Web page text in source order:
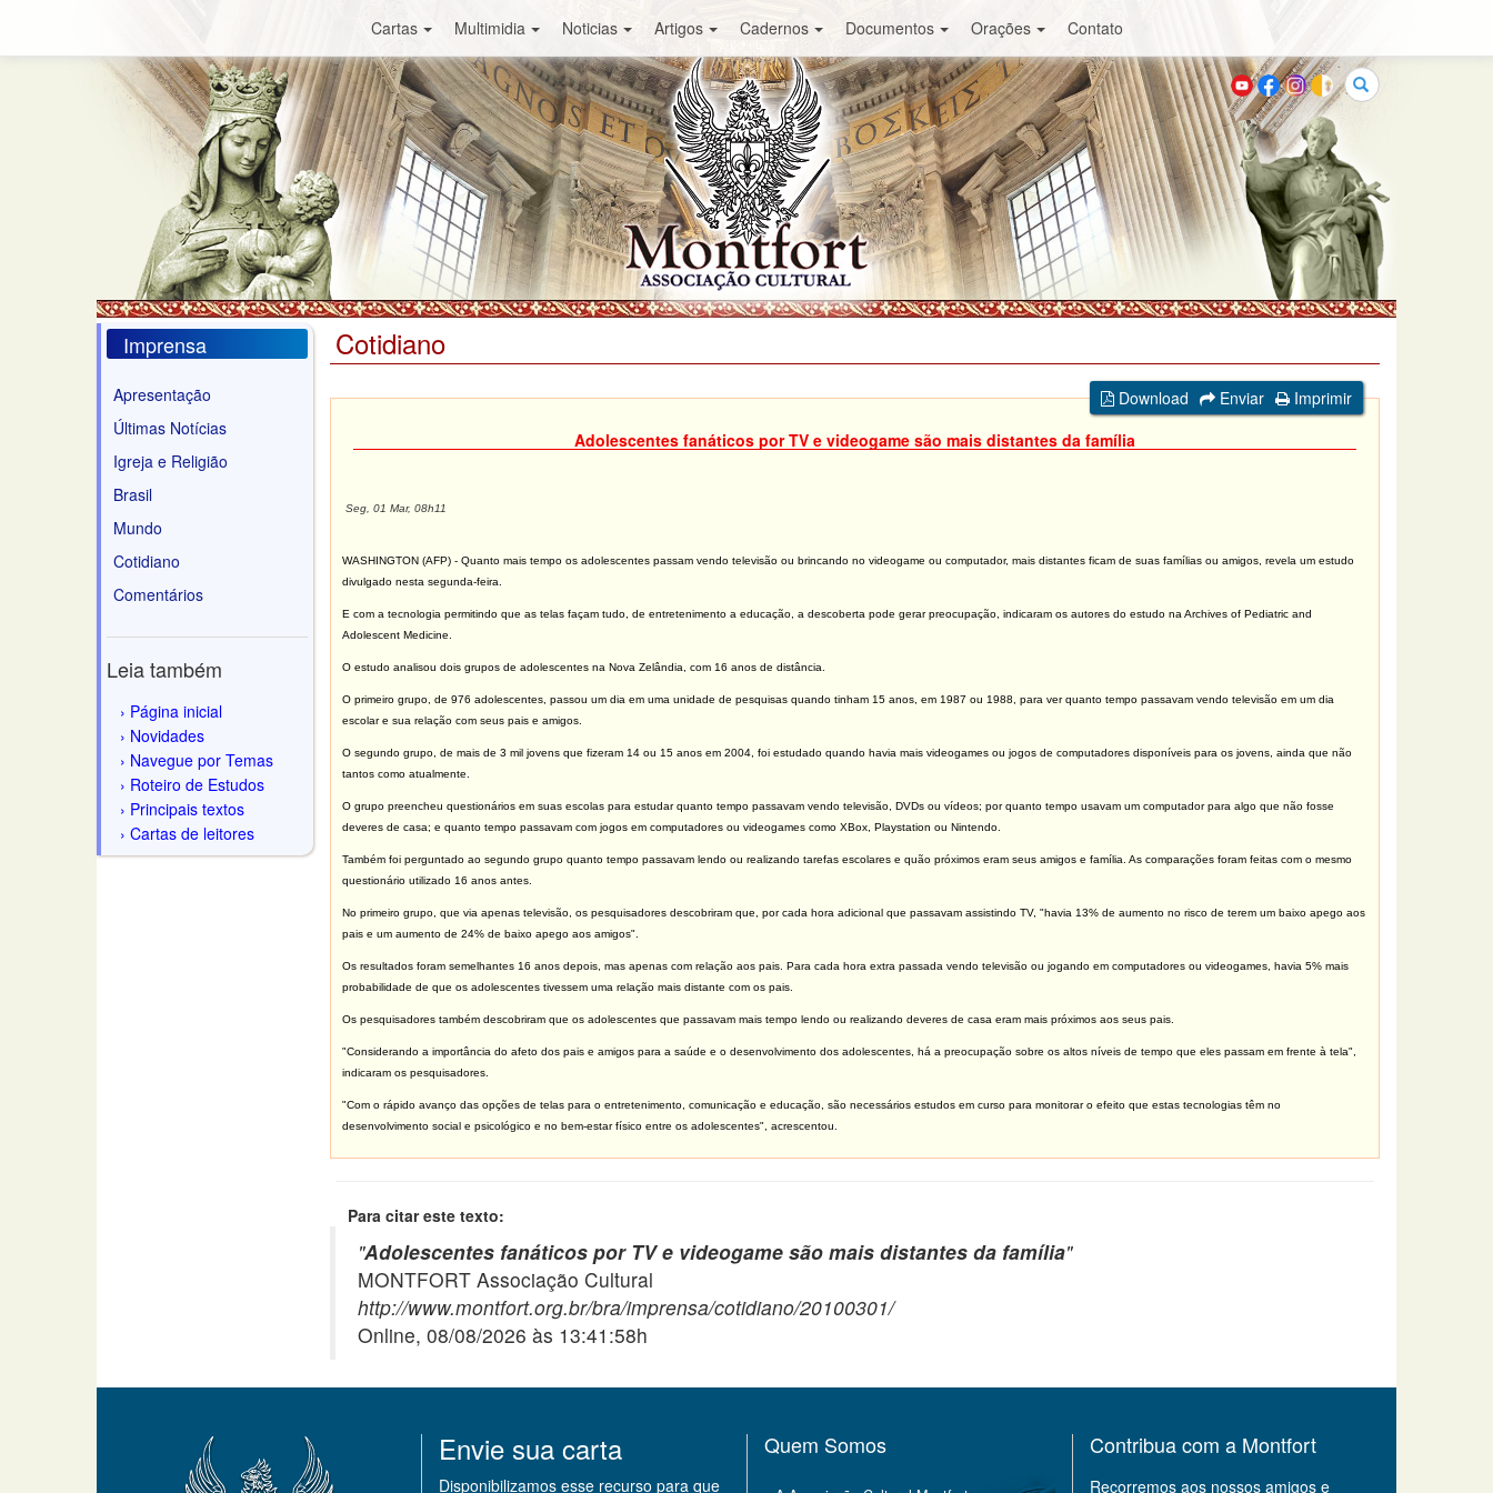
Cartas Multimidia Noticias Artigos Cadernos Documentos Orações Contato
Buscar
Imprensa
Apresentação
Últimas Notícias
Igreja e Religião
Brasil
Mundo
Cotidiano
Comentários
Leia também
Página inicial
Novidades
Navegue por Temas
Roteiro de Estudos
Principais textos
Cartas de leitores
Cotidiano
Download Enviar
Imprimir
Adolescentes fanáticos por TV e videogame são mais distantes da família
Seg, 01 Mar, 08h11
WASHINGTON (AFP) - Quanto mais tempo os adolescentes passam vendo televisão ou brincando no videogame ou computador, mais distantes ficam de suas famílias ou amigos, revela um estudo
divulgado nesta segunda-feira.
E com a tecnologia permitindo que as telas façam tudo, de entretenimento a educação, a descoberta pode gerar preocupação, indicaram os autores do estudo na Archives of Pediatric and
Adolescent Medicine.
O estudo analisou dois grupos de adolescentes na Nova Zelândia, com 16 anos de distância.
O primeiro grupo, de 976 adolescentes, passou um dia em uma unidade de pesquisas quando tinham 15 anos, em 1987 ou 1988, para ver quanto tempo passavam vendo televisão em um dia
escolar e sua relação com seus pais e amigos.
O segundo grupo, de mais de 3 mil jovens que fizeram 14 ou 15 anos em 2004, foi estudado quando havia mais videogames ou jogos de computadores disponíveis para os jovens, ainda que não
tantos como atualmente.
O grupo preencheu questionários em suas escolas para estudar quanto tempo passavam vendo televisão, DVDs ou vídeos; por quanto tempo usavam um computador para algo que não fosse
deveres de casa; e quanto tempo passavam com jogos em computadores ou videogames como XBox, Playstation ou Nintendo.
Também foi perguntado ao segundo grupo quanto tempo passavam lendo ou realizando tarefas escolares e quão próximos eram seus amigos e família. As comparações foram feitas com o mesmo
questionário utilizado 16 anos antes.
No primeiro grupo, que via apenas televisão, os pesquisadores descobriram que, por cada hora adicional que passavam assistindo TV, "havia 13% de aumento no risco de terem um baixo apego aos
pais e um aumento de 24% de baixo apego aos amigos".
Os resultados foram semelhantes 16 anos depois, mas apenas com relação aos pais. Para cada hora extra passada vendo televisão ou jogando em computadores ou videogames, havia 5% mais
probabilidade de que os adolescentes tivessem uma relação mais distante com os pais.
Os pesquisadores também descobriram que os adolescentes que passavam mais tempo lendo ou realizando deveres de casa eram mais próximos aos seus pais.
"Considerando a importância do afeto dos pais e amigos para a saúde e o desenvolvimento dos adolescentes, há a preocupação sobre os altos níveis de tempo que eles passam em frente à tela",
indicaram os pesquisadores.
"Com o rápido avanço das opções de telas para o entretenimento, comunicação e educação, são necessários estudos em curso para monitorar o efeito que estas tecnologias têm no
desenvolvimento social e psicológico e no bem-estar físico entre os adolescentes" , acrescentou.
Para citar este texto:
"Adolescentes fanáticos por TV e videogame são mais distantes da família"
MONTFORT Associação Cultural
http://www.montfort.org.br/bra/imprensa/cotidiano/20100301/
Online, 08/08/2026 às 13:41:58h
Envie sua carta
Disponibilizamos esse recurso para que
Quem Somos Contribua com a Montfort
Recorremos aos nossos amigos e